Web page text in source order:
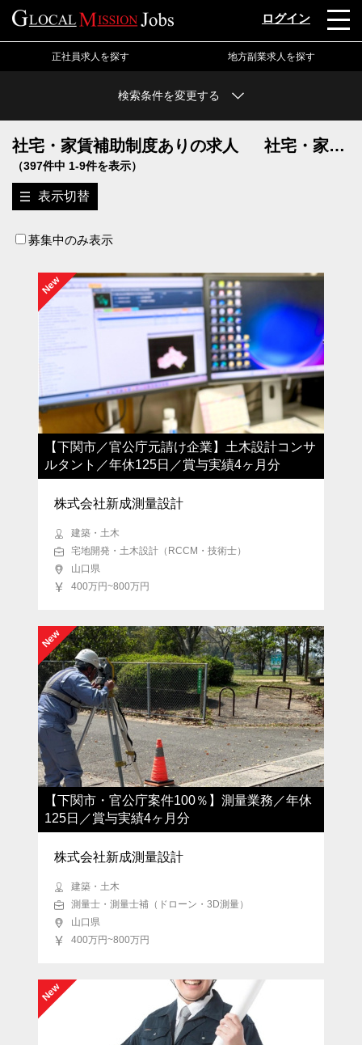
ログイン
正社員求人を探す 地方副業求人を探す
この条件で絞り込む
地図から探す
マネジメント経験歓迎 設立50年以上
地域密着型経営 資格保持者歓迎
転勤なし 地方から世界へ 設立30年以上
月平均残業20時間以内 社宅・家賃補助制度あり
経営幹部候補 フレックス勤務可能
語学を活かす 業界トップシェア 女性活躍中
リモート勤務OK 地域トップシェア
先端IT技術活用 育児支援・託児所あり
日本・世界唯一の技術あり
中途入社50％以上 ストックオプションあり
女性管理職登用あり
MBA歓迎 北海道 青森県
宮城県 秋田県
千葉県 神奈川県 新潟県
石川県 福井県 山梨県
全てのキーワードを表示
検索条件を変更する
社宅・家賃補助制度ありの求人 社宅・家賃補助制度あり
（397件中 1-9件を表示）
募集中のみ表示
表示切替
【下関市／官公庁元請け企業】土木設計コンサ
ルタント／年休125日／賞与実績4ヶ月分
New
株式会社新成測量設計
建築・土木
宅地開発・土木設計（RCCM・技術士）
山口県
400万円~800万円
【下関市・官公庁案件100％】測量業務／年休
125日／賞与実績4ヶ月分
New
株式会社新成測量設計
建築・土木
測量士・測量士補（ドローン・3D測量）
山口県
400万円~800万円
New